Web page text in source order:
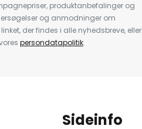
produktanbefalinger og
og anmodninger om
der findes i alle nyhedsbreve, eller
persondatapolitik.
Sideinfo